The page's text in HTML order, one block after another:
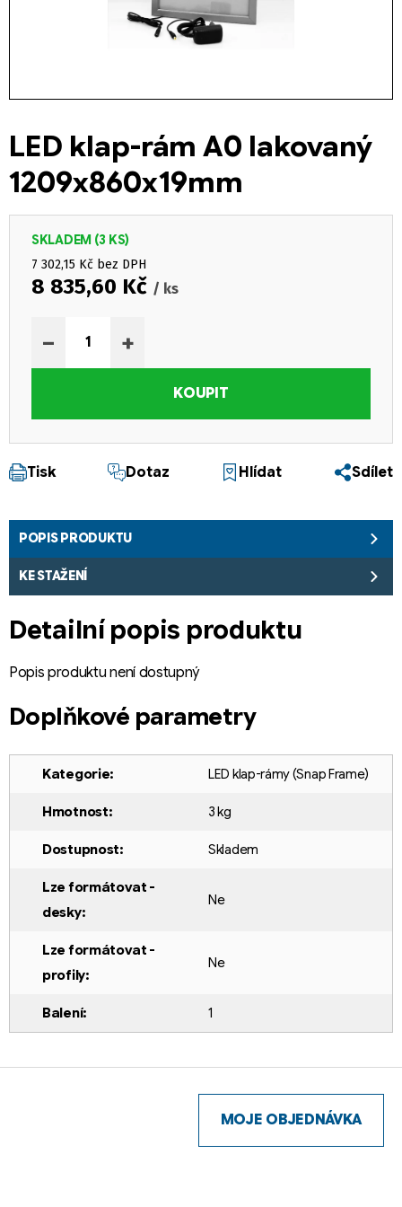
LED klap-rám A0 lakovaný
1209x860x19mm
SKLADEM (3 KS)
8 835,60 Kč / ks
7 302,15 Kč bez DPH
+
−
KOUPIT
Tisk Dotaz Hlídat Sdílet
POPIS PRODUKTU
KE STAŽENÍ
Detailní popis produktu
Popis produktu není dostupný
Doplňkové parametry
Kategorie: LED klap-rámy (Snap Frame)
Hmotnost: 3 kg
Dostupnost: Skladem
Lze formátovat -
desky:
Ne
Lze formátovat -
profily:
Ne
Balení: 1
MOJE OBJEDNÁVKA